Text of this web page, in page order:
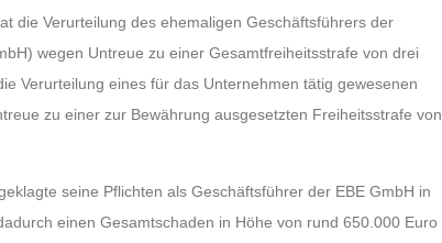
die Verurteilung des ehemaligen Geschäftsführers der
wegen Untreue zu einer Gesamtfreiheitsstrafe von drei
Verurteilung eines für das Unternehmen tätig gewesenen
zu einer zur Bewährung ausgesetzten Freiheitsstrafe von
seine Pflichten als Geschäftsführer der EBE GmbH in
einen Gesamtschaden in Höhe von rund 650.000 Euro